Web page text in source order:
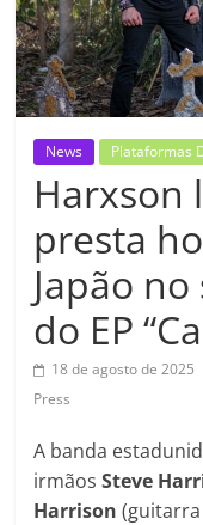
News Plataformas
Harxson
presta
Japão
do EP
18 de agosto de 2025
Press
A banda
irmãosSteve
Harrison (guitarra